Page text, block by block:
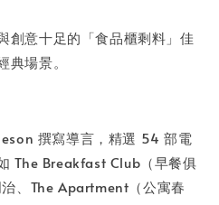
創意十足的「食品櫃剩料」佳
場景。
撰寫導言，精選 54 部電
The Breakfast Club（早餐俱
、The Apartment（公寓春